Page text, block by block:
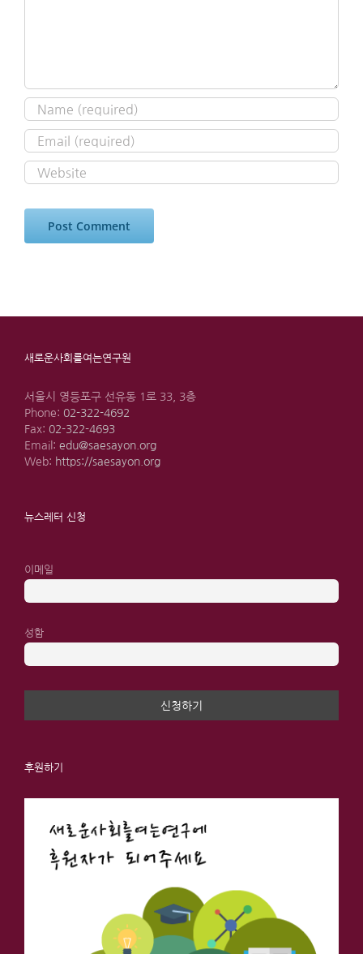
새로운사회를여는연구원
서울시 영등포구 선유동 1로 33, 3층
Phone: 02-322-4692
Fax: 02-322-4693
Email: edu@saesayon.org
Web: https://saesayon.org
뉴스레터 신청
이메일
성함
후원하기